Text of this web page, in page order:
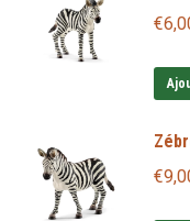
€
€